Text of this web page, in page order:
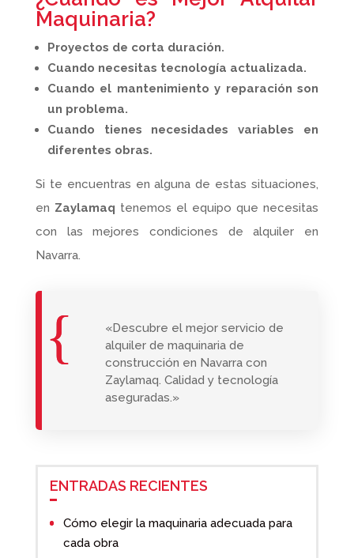
Maquinaria?
Proyectos de corta duración.
Cuando necesitas tecnología actualizada.
Cuando el mantenimiento y reparación son
un problema.
Cuando tienes necesidades variables en
diferentes obras.
Si te encuentras en alguna de estas situaciones,
en Zaylamaq tenemos el equipo que necesitas
con las mejores condiciones de alquiler en
Navarra.
«Descubre el mejor servicio de
alquiler de maquinaria de
construcción en Navarra con
Zaylamaq. Calidad y tecnología
aseguradas.»
ENTRADAS RECIENTES
Cómo elegir la maquinaria adecuada para
cada obra